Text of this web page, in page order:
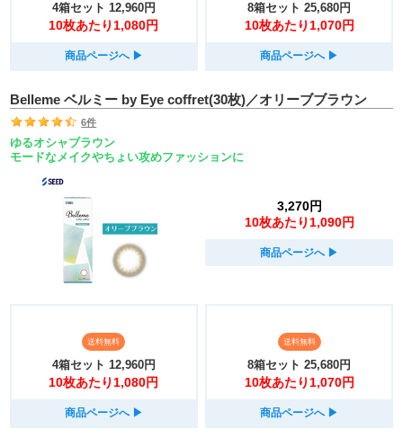
4箱セット 12,960円
10枚あたり1,080円
商品ページへ ▶︎
8箱セット 25,680円
10枚あたり1,070円
商品ページへ ▶︎
Belleme ベルミー by Eye coffret(30枚)／オリーブブラウン
6件
ゆるオシャブラウン
モードなメイクやちょい攻めファッションに
3,270円
10枚あたり1,090円
商品ページへ ▶︎
送料無料
4箱セット 12,960円
10枚あたり1,080円
商品ページへ ▶︎
送料無料
8箱セット 25,680円
10枚あたり1,070円
商品ページへ ▶︎